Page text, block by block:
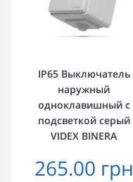
IP65 Выключатель
наружный
одноклавишный с
подсветкой серый
VIDEX BINERA
265.00 грн